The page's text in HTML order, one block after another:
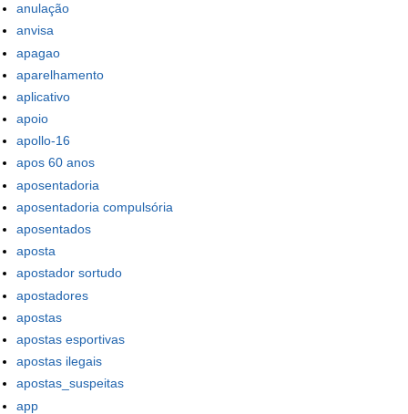
anulação
anvisa
apagao
aparelhamento
aplicativo
apoio
apollo-16
apos 60 anos
aposentadoria
aposentadoria compulsória
aposentados
aposta
apostador sortudo
apostadores
apostas
apostas esportivas
apostas ilegais
apostas_suspeitas
app